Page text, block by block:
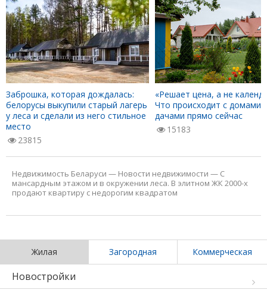
Заброшка, которая дождалась:
белорусы выкупили старый лагерь
у леса и сделали из него стильное
место
23815
«Решает цена, а не
Что происходит с домами
дачами прямо сейчас
15183
Недвижимость Беларуси — Новости недвижимости — С
мансардным этажом и в окружении леса. В элитном ЖК 2000-х
продают квартиру с недорогим квадратом
Жилая Загородная Коммерческая
Новостройки